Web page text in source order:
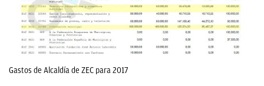
Gastos de Alcaldía de ZEC para 2017